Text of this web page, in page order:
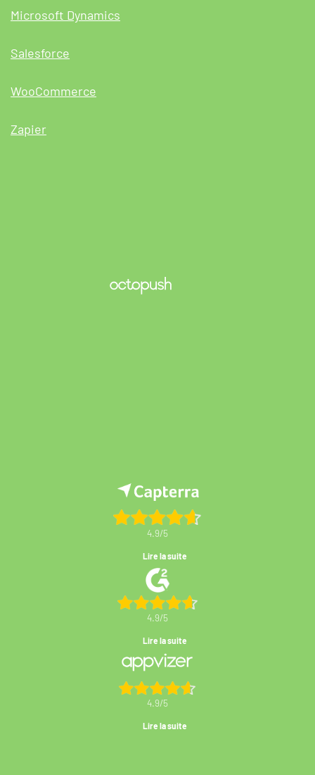
Microsoft Dynamics
Salesforce
WooCommerce
Zapier
4.9/5
Lire la suite
4.9/5
Lire la suite
4.9/5
Lire la suite